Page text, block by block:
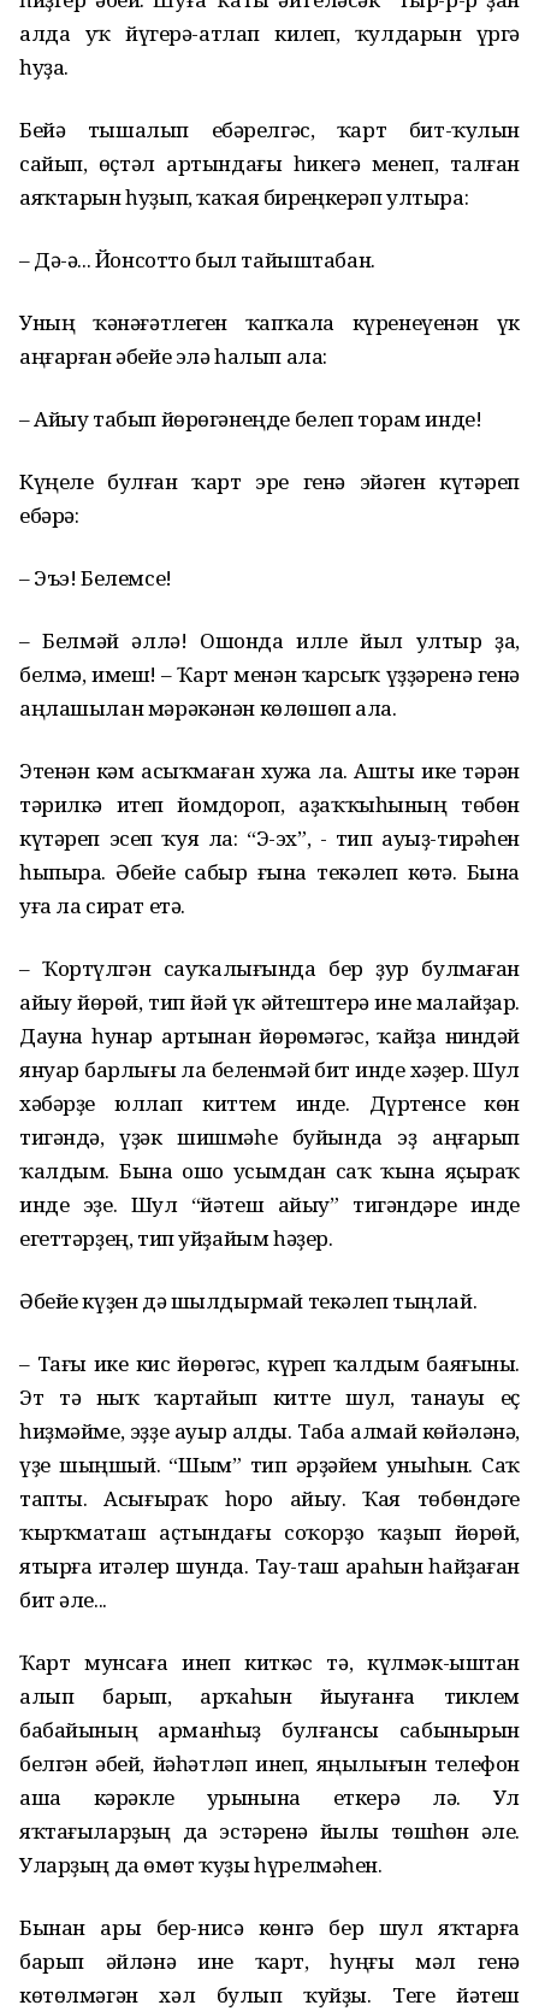
алда уҡ йүгерә-атлап килеп, ҡулдарын үргә
һуҙа.
Бейә тышалып ебәрелгәс, ҡарт бит-ҡулын
сайып, өҫтәл артындағы һикегә менеп, талған
аяҡтарын һуҙып, ҡаҡая биреңкерәп ултыра:
– Дә-ә... Йонсотто был тайыштабан.
Уның ҡәнәғәтлеген ҡапҡала күренеүенән үк
аңғарған әбейе элә һалып ала:
– Айыу табып йөрөгәнеңде белеп торам инде!
Күңеле булған ҡарт эре генә эйәген күтәреп
ебәрә:
– Эъэ! Белемсе!
– Белмәй әллә! Ошонда илле йыл ултыр ҙа,
белмә, имеш! – Ҡарт менән ҡарсыҡ үҙҙәренә генә
аңлашылан мәрәкәнән көлөшөп ала.
Этенән кәм асыҡмаған хужа ла. Ашты ике тәрән
тәрилкә итеп йомдороп, аҙаҡҡыһының төбөн
күтәреп эсеп ҡуя ла: “Э-эх”, - тип ауыҙ-тирәһен
һыпыра. Әбейе сабыр ғына текәлеп көтә. Бына
уға ла сират етә.
– Ҡортүлгән сауҡалығында бер ҙур булмаған
айыу йөрөй, тип йәй үк әйтештерә ине малайҙар.
Дауна һунар артынан йөрөмәгәс, ҡайҙа ниндәй
януар барлығы ла беленмәй бит инде хәҙер. Шул
хәбәрҙе юллап киттем инде. Дүртенсе көн
тигәндә, үҙәк шишмәһе буйында эҙ аңғарып
ҡалдым. Бына ошо усымдан саҡ ҡына яҫыраҡ
инде эҙе. Шул “йәтеш айыу” тигәндәре инде
егеттәрҙең, тип уйҙайым һәҙер.
Әбейе күҙен дә шылдырмай текәлеп тыңлай.
– Тағы ике кис йөрөгәс, күреп ҡалдым баяғыны.
Эт тә ныҡ ҡартайып китте шул, танауы еҫ
һиҙмәйме, эҙҙе ауыр алды. Таба алмай көйәләнә,
үҙе шыңшый. “Шым” тип әрҙәйем уныһын. Саҡ
тапты. Асығыраҡ һоро айыу. Ҡая төбөндәге
ҡырҡматаш аҫтындағы соҡорҙо ҡаҙып йөрөй,
ятырға итәлер шунда. Тау-таш араһын һайҙаған
бит әле...
Ҡарт мунсаға инеп киткәс тә, күлмәк-ыштан
алып барып, арҡаһын йыуғанға тиклем
бабайының арманһыҙ булғансы сабынырын
белгән әбей, йәһәтләп инеп, яңылығын телефон
аша кәрәкле урынына еткерә лә. Ул
яҡтағыларҙың да эстәренә йылы төшһөн әле.
Уларҙың да өмөт ҡуҙы һүрелмәһен.
Бынан ары бер-нисә көнгә бер шул яҡтарға
барып әйләнә ине ҡарт, һуңғы мәл генә
көтөлмәгән хәл булып ҡуйҙы. Теге йәтеш